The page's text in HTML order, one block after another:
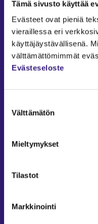
Tämä sivusto käyttää
Evästeet ovat pieniä
vieraillessa eri
käyttäjäystävällisenä.
välttämättömimmät
Evästeseloste
valinta
Välttämätön
Mieltymykset
Tilastot
Markkinointi
Yritysvastuu
Tilintarkastus
Työ ja ura
YLEISET TIEDOT
Tilaa Tilisanomat
Mediakortti
Tilaus- ja käyttöehdot
Yhteystiedot